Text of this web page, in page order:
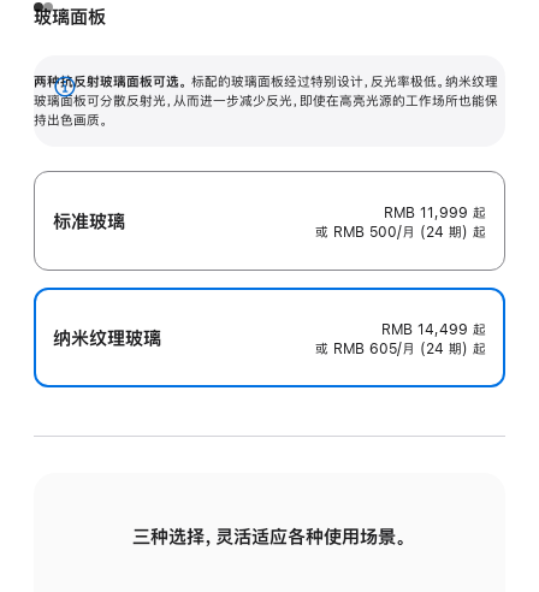
玻璃面板
两种抗反射玻璃面板可选。 标配的玻璃面板经过特别设计，反光率极低。纳米纹理
玻璃面板可分散反射光，从而进一步减少反光，即使在高亮光源的工作场所也能保
持出色画质。
展
开
标准玻璃 RMB 11,999 起
或 RMB 500/月 (24 期) 起
纳米纹理玻璃 RMB 14,499 起
或 RMB 605/月 (24 期) 起
三种选择，灵活适应各种使用场景。